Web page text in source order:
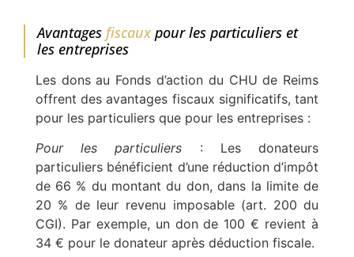
Avantages fiscauxpour les particuliers et
les entreprises
Les dons au Fonds d’action du CHU de Reims
offrent des avantages fiscaux significatifs, tant
pour les particuliers que pour les entreprises :
Pour les particuliers : Les donateurs
particuliers bénéficient d’une réduction d’impôt
de 66 % du montant du don, dans la limite de
20 % de leur revenu imposable (art. 200 du
CGI). Par exemple, un don de 100 € revient à
34 € pour le donateur après déduction fiscale.